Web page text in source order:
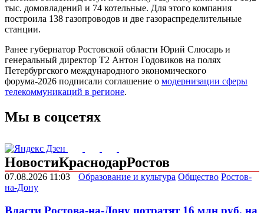
тыс. домовладений и 74 котельные. Для этого компания
построила 138 газопроводов и две газораспределительные
станции.
Ранее губернатор Ростовской области Юрий Слюсарь и
генеральный директор Т2 Антон Годовиков на полях
Петербургского международного экономического
форума-2026 подписали соглашение о модернизации сферы
телекоммуникаций в регионе.
Мы в соцсетях
НовостиКраснодарРостов
07.08.2026 11:03 Образование и культура Общество Ростов-
на-Дону
Власти Ростова-на-Дону потратят 16 млн руб. на